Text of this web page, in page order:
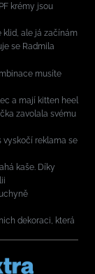
krémy jsou
klid, ale já začínám
se Radmila
musíte
a mají kitten heel
zavolala svému
vyskočí reklama se
kaše. Díky
dekoraci, která